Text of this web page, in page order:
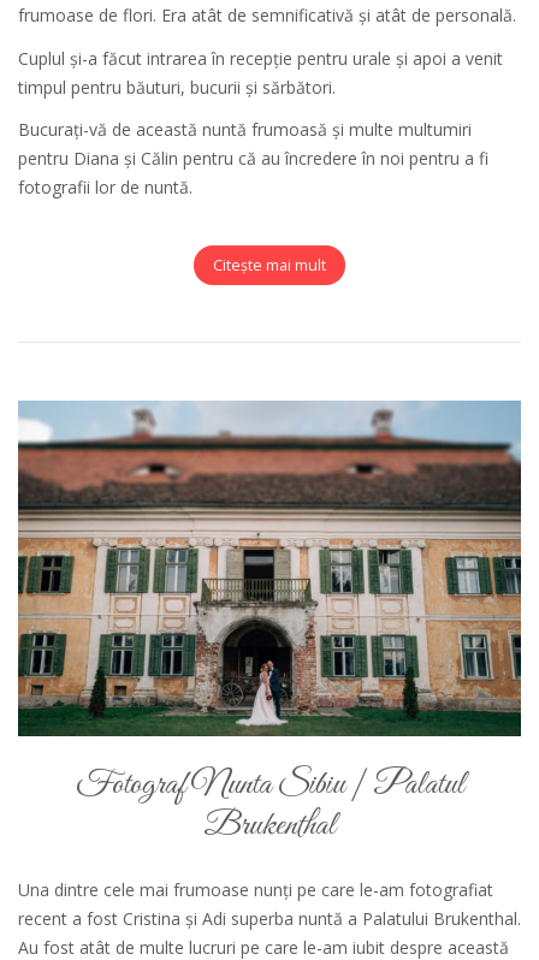
frumoase de flori. Era atât de semnificativă și atât de personală.
Cuplul și-a făcut intrarea în recepție pentru urale și apoi a venit
timpul pentru băuturi, bucurii și sărbători.
Bucurați-vă de această nuntă frumoasă și multe multumiri
pentru Diana și Călin pentru că au încredere în noi pentru a fi
fotografii lor de nuntă.
Citește mai mult
Fotograf Nunta Sibiu | Palatul
Brukenthal
Una dintre cele mai frumoase nunți pe care le-am fotografiat
recent a fost Cristina și Adi superba nuntă a Palatului Brukenthal.
Au fost atât de multe lucruri pe care le-am iubit despre această